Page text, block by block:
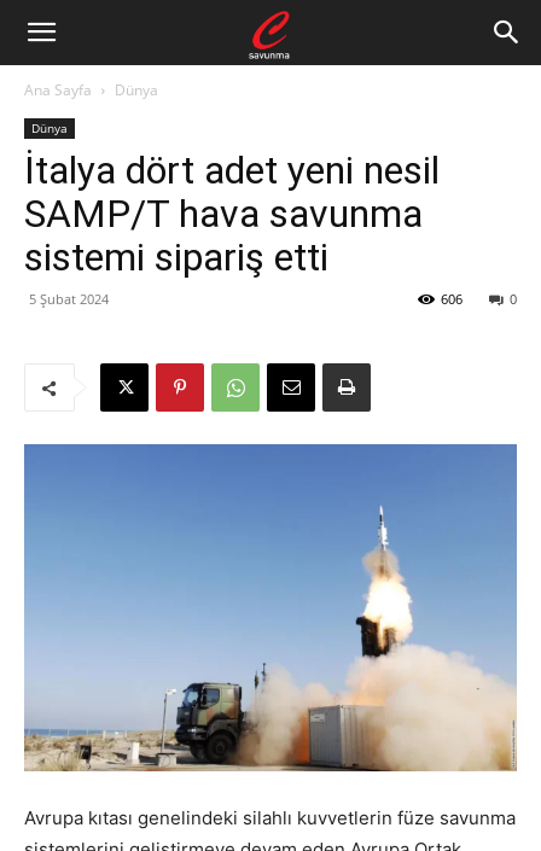
Ana Sayfa Dünya
Dünya
İtalya dört adet yeni nesil
SAMP/T hava savunma
sistemi sipariş etti
5 Şubat 2024 0
606
Avrupa kıtası genelindeki silahlı kuvvetlerin füze savunma